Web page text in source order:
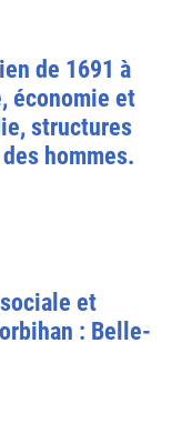
de 1691 à
économie et
structures
hommes.
et
: Belle-